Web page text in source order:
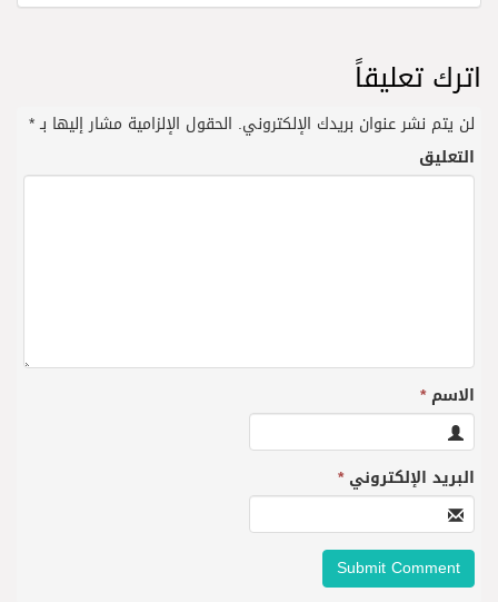
اترك تعليقاً
لن يتم نشر عنوان بريدك الإلكتروني. الحقول الإلزامية مشار إليها بـ*
التعليق
الاسم*
البريد الإلكتروني*